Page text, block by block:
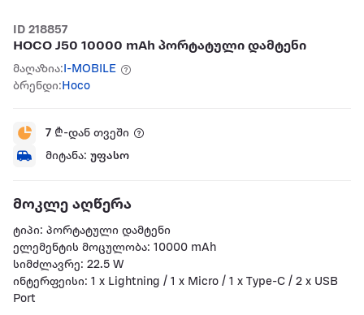
ID 218857
HOCO J50 10000 mAh პორტატული დამტენი
მაღაზია:I-MOBILE
ბრენდი:Hoco
7 ₾-დან თვეში
მიტანა: უფასო
მოკლე აღწერა
ტიპი: პორტატული დამტენი
ელემენტის მოცულობა: 10000 mAh
სიმძლავრე: 22.5 W
ინტერფეისი: 1 x Lightning / 1 x Micro / 1 x Type-C / 2 x USB
Port